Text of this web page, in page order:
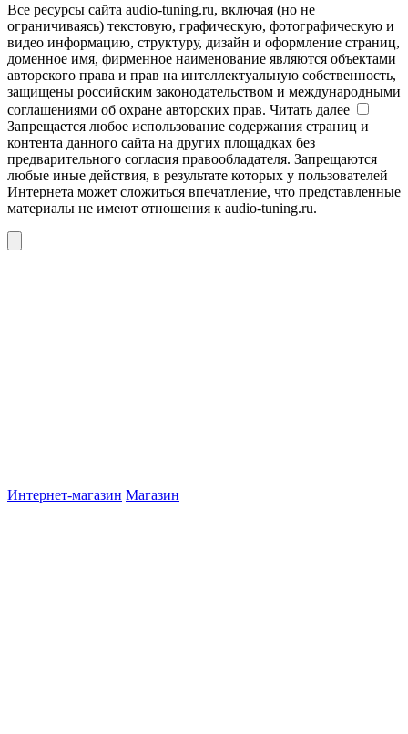
Все ресурсы сайта audio-tuning.ru, включая (но не
ограничиваясь) текстовую, графическую, фотографическую и
видео информацию, структуру, дизайн и оформление страниц,
доменное имя, фирменное наименование являются объектами
авторского права и прав на интеллектуальную собственность,
защищены российским законодательством и международными
соглашениями об охране авторских прав. Читать далее
Запрещается любое использование содержания страниц и
контента данного сайта на других площадках без
предварительного согласия правообладателя. Запрещаются
любые иные действия, в результате которых у пользователей
Интернета может сложиться впечатление, что представленные
материалы не имеют отношения к audio-tuning.ru.
Интернет-магазин Магазин